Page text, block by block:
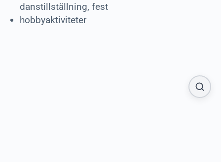
danstillställning, fest
hobbyaktiviteter